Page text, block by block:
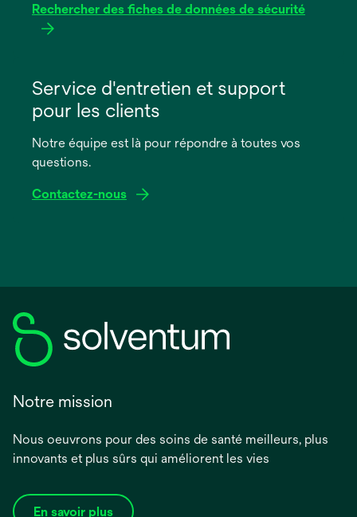
Rechercher des fiches de données de sécurité
dans
nouvel
onglet
Service d'entretien et support
pour les clients
Notre équipe est là pour répondre à toutes vos
questions.
Contactez-nous
Notre mission
Nous oeuvrons pour des soins de santé meilleurs, plus
innovants et plus sûrs qui améliorent les vies
En savoir plus